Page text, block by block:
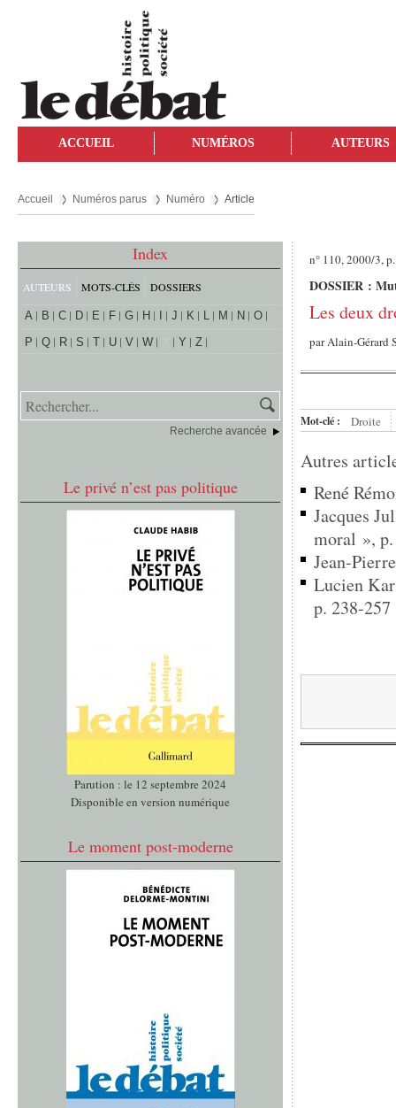
ACCUEIL NUMÉROS AUTEURS
Accueil Numéros parus Numéro Article
Index
AUTEURS MOTS-CLÉS DOSSIERS
A B C D E F G H J K L M N
O
P
Q R S T U V W Y Z
Recherche avancée
Le privé n’est pas politique
Parution : le 12 septembre 2024
Disponible en version numérique
Le moment post-moderne
n° 110, 2000/3,
DOSSIER :
Les deux
parAlain-Gérard
Mot-clé : Droite
Autres
René
Jacques
moral »,
Jean-
Lucien
p. 238-257